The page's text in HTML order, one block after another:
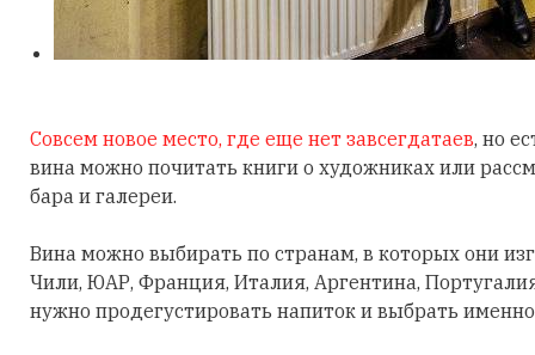
Совсем новое место, где еще нет завсегдатаев, но
вина можно почитать книги о художниках или
бара и галереи.
Вина можно выбирать по странам, в которых они
Чили, ЮАР, Франция, Италия, Аргентина,
нужно продегустировать напиток и выбрать